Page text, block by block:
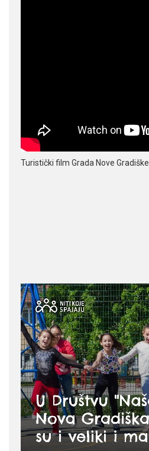
Turistički film Grada Nove Gradiške